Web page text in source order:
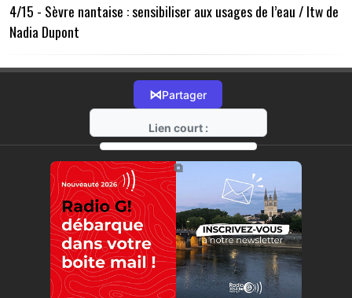
4/15 - Sèvre nantaise : sensibiliser aux usages de l’eau / Itw de
Nadia Dupont
⋈Partager
Lien court :
https://radio-g.fr?17395
⧉